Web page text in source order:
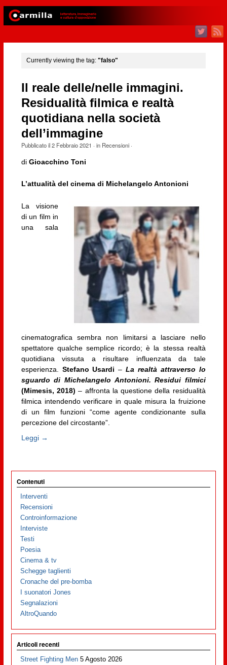
Currently viewing the tag: "falso"
Il reale delle/nelle immagini.
Residualità filmica e realtà
quotidiana nella società
dell’immagine
Pubblicato il2 Febbraio 2021 · in Recensioni·
di Gioacchino Toni
L’attualità del cinema di Michelangelo Antonioni
La visione
di un film in
una sala
cinematografica sembra non limitarsi a lasciare nello
spettatore qualche semplice ricordo; è la stessa realtà
quotidiana vissuta a risultare influenzata da tale
esperienza. Stefano Usardi–La realtà attraverso lo
sguardo di Michelangelo Antonioni. Residui filmici
(Mimesis, 2018) – affronta la questione della residualità
filmica intendendo verificare in quale misura la fruizione
di un film funzioni “come agente condizionante sulla
percezione del circostante”.
Leggi →
Contenuti
Interventi
Recensioni
Controinformazione
Interviste
Testi
Poesia
Cinema & tv
Schegge taglienti
Cronache del pre-bomba
I suonatori Jones
Segnalazioni
AltroQuando
Articoli recenti
Street Fighting Men 5 Agosto 2026